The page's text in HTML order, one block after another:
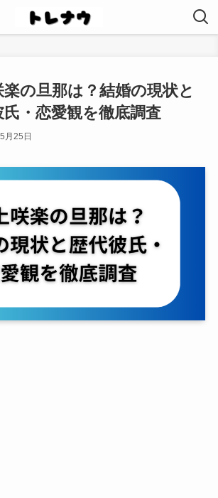
楽の旦那は？結婚の現状と
氏・恋愛観を徹底調査
月25日